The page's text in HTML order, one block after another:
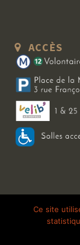
ACCÈS
Copyright 2026 Le
Ce site